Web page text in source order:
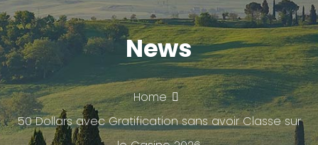
News
Home
50 Dollars avec Gratification sans avoir Classe sur